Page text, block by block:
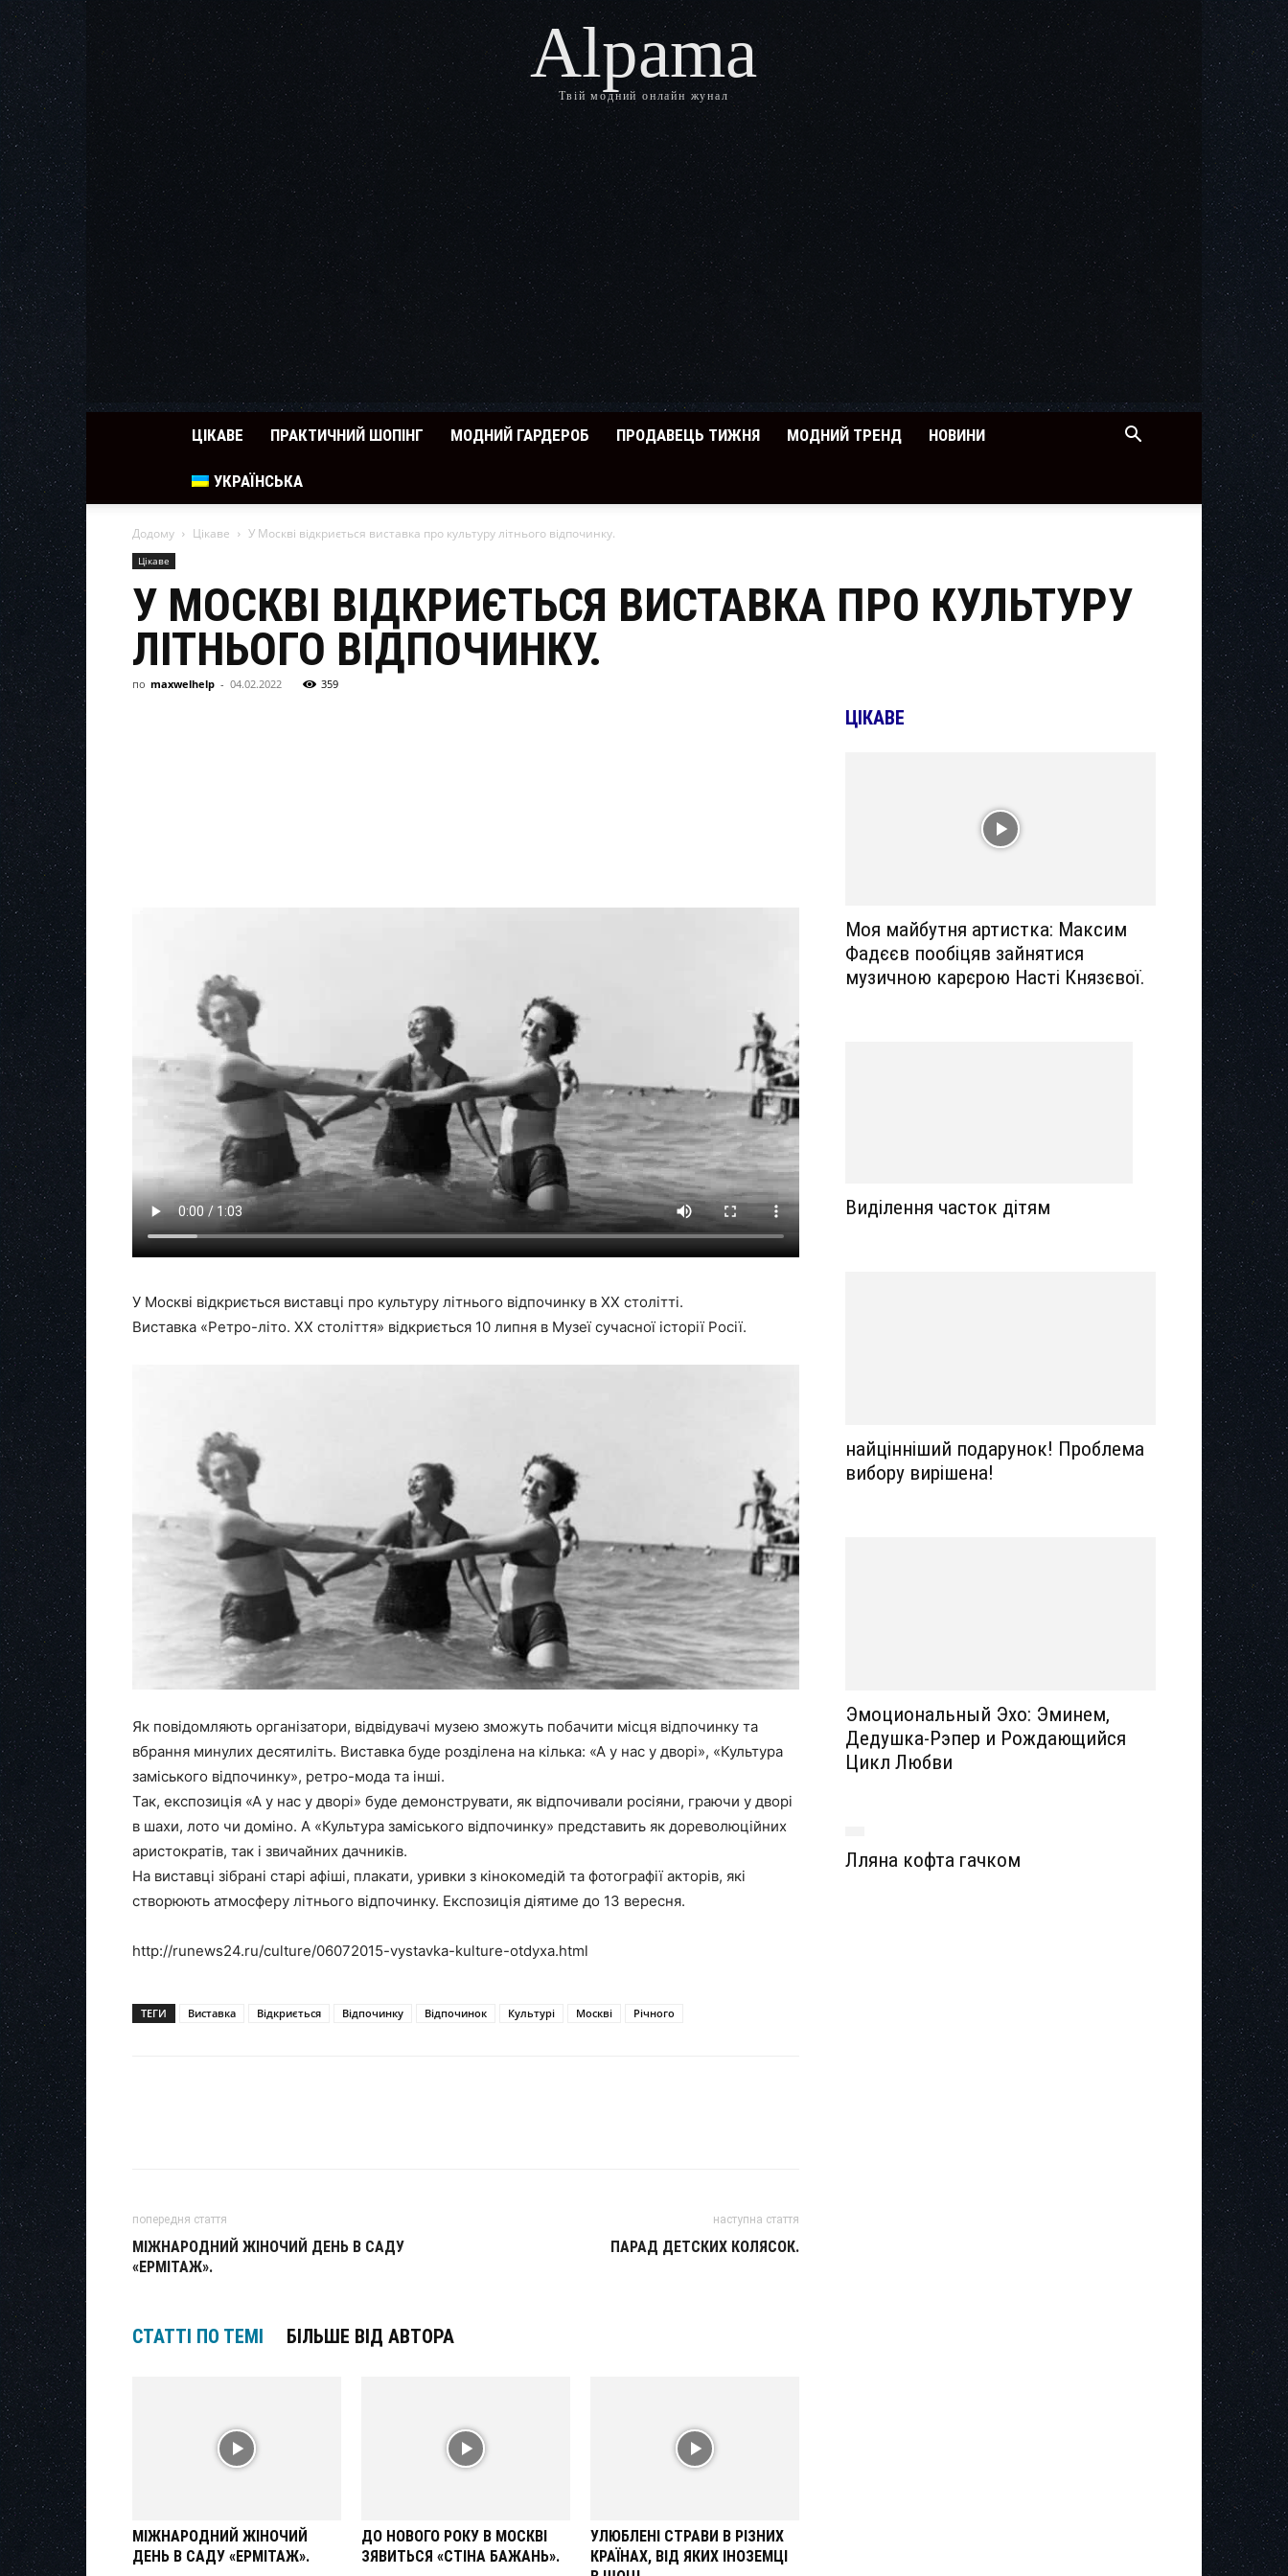
Alpama
Твій модний онлайн жунал
ЦІКАВЕ ПРАКТИЧНИЙ ШОПІНГ МОДНИЙ ГАРДЕРОБ ПРОДАВЕЦЬ ТИЖНЯ МОДНИЙ ТРЕНД НОВИНИ
УКРАЇНСЬКА
Додому Цікаве У Москві відкриється виставка про культуру літнього відпочинку.
Цікаве
У МОСКВІ ВІДКРИЄТЬСЯ ВИСТАВКА ПРО КУЛЬТУРУ
ЛІТНЬОГО ВІДПОЧИНКУ.
по maxwelhelp - 04.02.2022 359
У Москві відкриється виставці про культуру літнього відпочинку в XX столітті.
Виставка «Ретро-літо. ХХ століття» відкриється 10 липня в Музеї сучасної історії Росії.
Як повідомляють організатори, відвідувачі музею зможуть побачити місця відпочинку та
вбрання минулих десятиліть. Виставка буде розділена на кілька: «А у нас у дворі», «Культура
заміського відпочинку», ретро-мода та інші.
Так, експозиція «А у нас у дворі» буде демонструвати, як відпочивали росіяни, граючи у дворі
в шахи, лото чи доміно. А «Культура заміського відпочинку» представить як дореволюційних
аристократів, так і звичайних дачників.
На виставці зібрані старі афіші, плакати, уривки з кінокомедій та фотографії акторів, які
створюють атмосферу літнього відпочинку. Експозиція діятиме до 13 вересня.
http://runews24.ru/culture/06072015-vystavka-kulture-otdyxa.html
ТЕГИ Виставка Відкриється Відпочинку Відпочинок Культурі Москві Річного
попередня стаття
МІЖНАРОДНИЙ ЖІНОЧИЙ ДЕНЬ В САДУ
«ЕРМІТАЖ».
наступна стаття
ПАРАД ДЕТСКИХ КОЛЯСОК.
СТАТТІ ПО ТЕМІ БІЛЬШЕ ВІД АВТОРА
МІЖНАРОДНИЙ ЖІНОЧИЙ
ДЕНЬ В САДУ «ЕРМІТАЖ».
ДО НОВОГО РОКУ В МОСКВІ
ЗЯВИТЬСЯ «СТІНА БАЖАНЬ».
УЛЮБЛЕНІ СТРАВИ В РІЗНИХ
КРАЇНАХ, ВІД ЯКИХ ІНОЗЕМЦІ
ЦІКАВЕ
Моя майбутня артистка: Максим
Фадєєв пообіцяв зайнятися
музичною карєрою Насті Князєвої.
Виділення часток дітям
найцінніший подарунок! Проблема
вибору вирішена!
Эмоциональный Эхо: Эминем,
Дедушка-Рэпер и Рождающийся
Цикл Любви
Лляна кофта гачком